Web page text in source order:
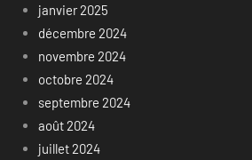
janvier 2025
décembre 2024
novembre 2024
octobre 2024
septembre 2024
août 2024
juillet 2024